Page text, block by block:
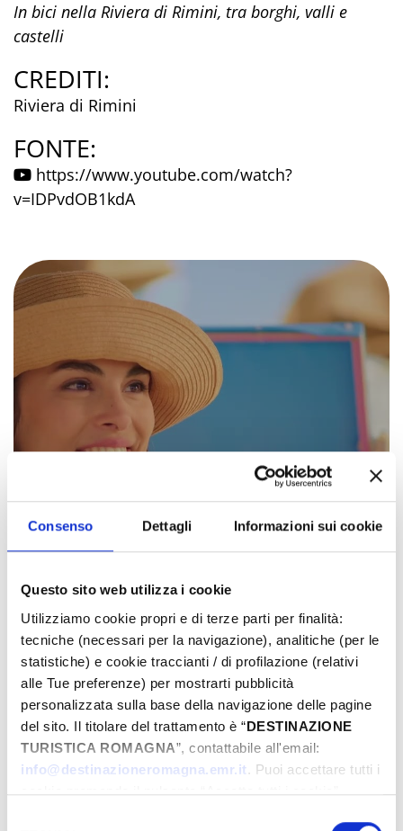
Consenso Dettagli Informazioni sui cookie
Questo sito web utilizza i cookie
Utilizziamo cookie propri e di terze parti per finalità:
tecniche (necessari per la navigazione), analitiche (per le
statistiche) e cookie traccianti / di profilazione (relativi
alle Tue preferenze) per mostrarti pubblicità
personalizzata sulla base della navigazione delle pagine
del sito. Il titolare del trattamento è “DESTINAZIONE
TURISTICA ROMAGNA”, contattabile all'email:
info@destinazioneromagna.emr.it. Puoi accettare tutti i
cookie premendo il pulsante “Accetta tutti i cookie”,
In bici nella Riviera di Rimini, tra borghi, valli e
castelli
CREDITI:
Riviera di Rimini
FONTE:
https://www.youtube.com/watch?
v=IDPvdOB1kdA
Romagna, la vacanza degli Italiani!
Pubblicato il: 20-05-2024